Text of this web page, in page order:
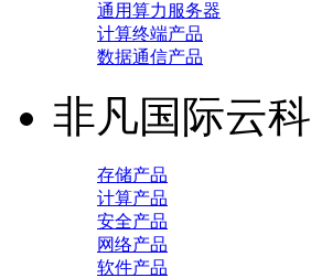
通用算力服务器
计算终端产品
数据通信产品
非凡国际云科
存储产品
计算产品
安全产品
网络产品
软件产品